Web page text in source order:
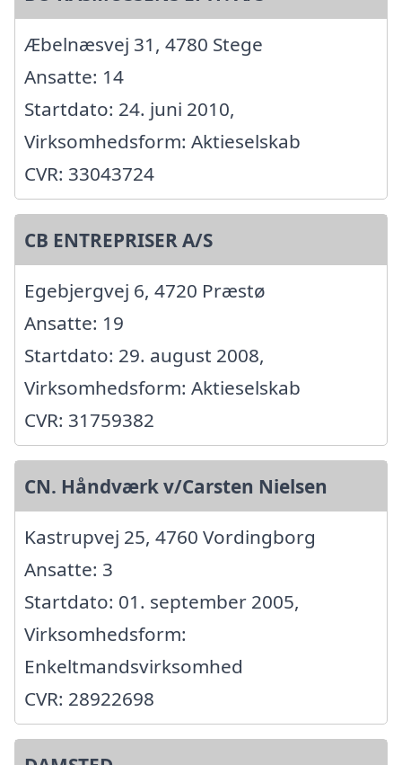
Æbelnæsvej 31, 4780 Stege
Ansatte: 14
Startdato: 24. juni 2010,
Virksomhedsform: Aktieselskab
CVR: 33043724
CB ENTREPRISER A/S
Egebjergvej 6, 4720 Præstø
Ansatte: 19
Startdato: 29. august 2008,
Virksomhedsform: Aktieselskab
CVR: 31759382
CN. Håndværk v/Carsten Nielsen
Kastrupvej 25, 4760 Vordingborg
Ansatte: 3
Startdato: 01. september 2005,
Virksomhedsform:
Enkeltmandsvirksomhed
CVR: 28922698